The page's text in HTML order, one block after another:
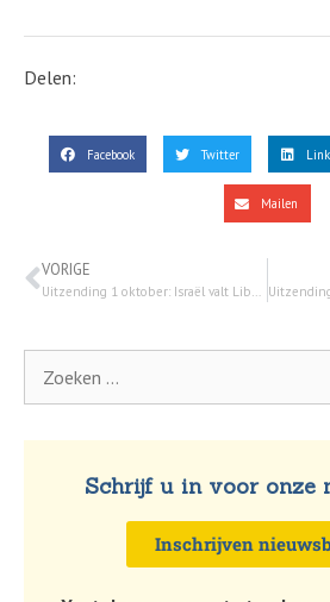
Delen:
Facebook Twitter
Mailen
VORIGE
Schrijf u in voor onze
Inschrijven